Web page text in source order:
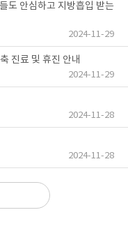
도 안심하고 지방흡입 받는
2024-11-29
진료 및 휴진 안내
2024-11-29
2024-11-28
2024-11-28